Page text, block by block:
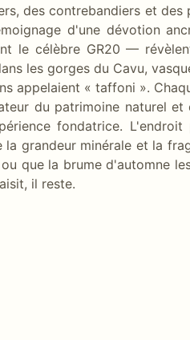
des contrebandiers et
d'une dévotion
le célèbre GR20 —
les gorges du Cavu,
appelaient « taffoni ».
du patrimoine naturel
fondatrice.
la grandeur minérale et la
que la brume d'automne
il reste.